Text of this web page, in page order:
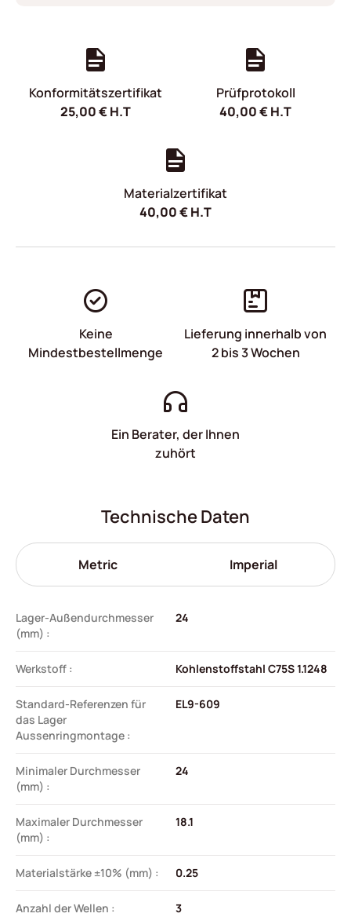
Konformitätszertifikat
25,00€H.T
Prüfprotokoll
40,00€H.T
Materialzertifikat
40,00€H.T
Keine
Mindestbestellmenge
Lieferung innerhalb von
2 bis 3 Wochen
Ein Berater, der Ihnen
zuhört
Technische Daten
Metric Imperial
Lager-Außendurchmesser
(mm) :
24
Werkstoff : Kohlenstoffstahl C75S 1.1248
Standard-Referenzen für
das Lager
Aussenringmontage :
EL9-609
Minimaler Durchmesser
(mm) :
24
Maximaler Durchmesser
(mm) :
18.1
Materialstärke ±10% (mm) : 0.25
Anzahl der Wellen : 3